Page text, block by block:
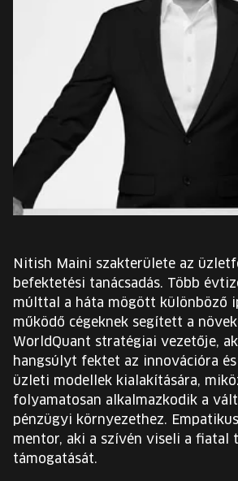
EURÓPA JÖVŐFESZTIVÁLJA
ELŐADÓK
INGYENES DIÁK- ÉS
JEGYEK
KOSÁR
EN
Nitish Maini szakterülete az
befektetési tanácsadás. Több
múlttal a háta mögött különböző
működő cégeknek segített a
WorldQuant stratégiai vezetője,
hangsúlyt fektet az innovációra
üzleti modellek kialakítására,
folyamatosan alkalmazkodik a
pénzügyi környezethez.
mentor, aki a szívén viseli a fiatal
támogatását.